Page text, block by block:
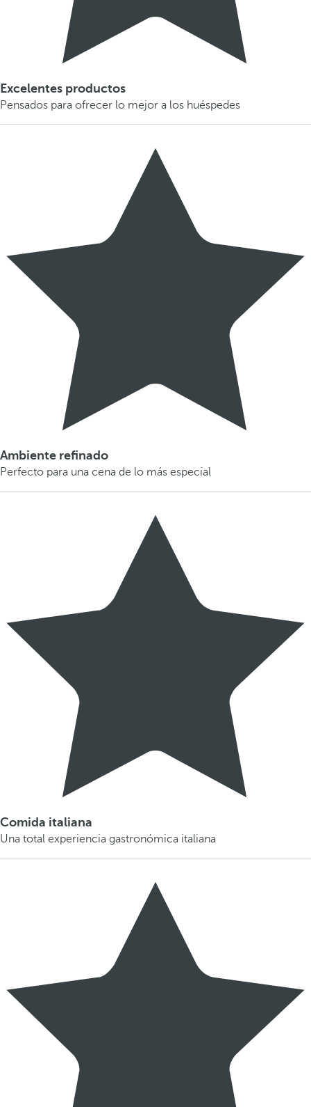
Excelentes productos
Pensados para ofrecer lo mejor a los huéspedes
Ambiente refinado
Perfecto para una cena de lo más especial
Comida italiana
Una total experiencia gastronómica italiana